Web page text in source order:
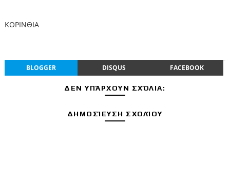
ΚΟΡΙΝΘΙΑ
BLOGGER DISQUS FACEBOOK
ΔΕΝ ΥΠΆΡΧΟΥΝ ΣΧΌΛΙΑ:
ΔΗΜΟΣΊΕΥΣΗ ΣΧΟΛΊΟΥ